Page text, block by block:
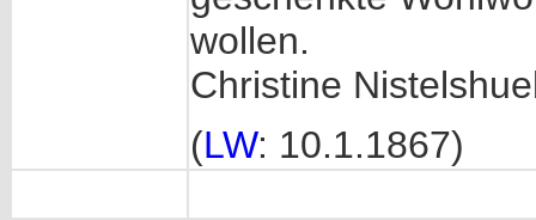
wollen.
Christine
(LW: 10.1.1867)